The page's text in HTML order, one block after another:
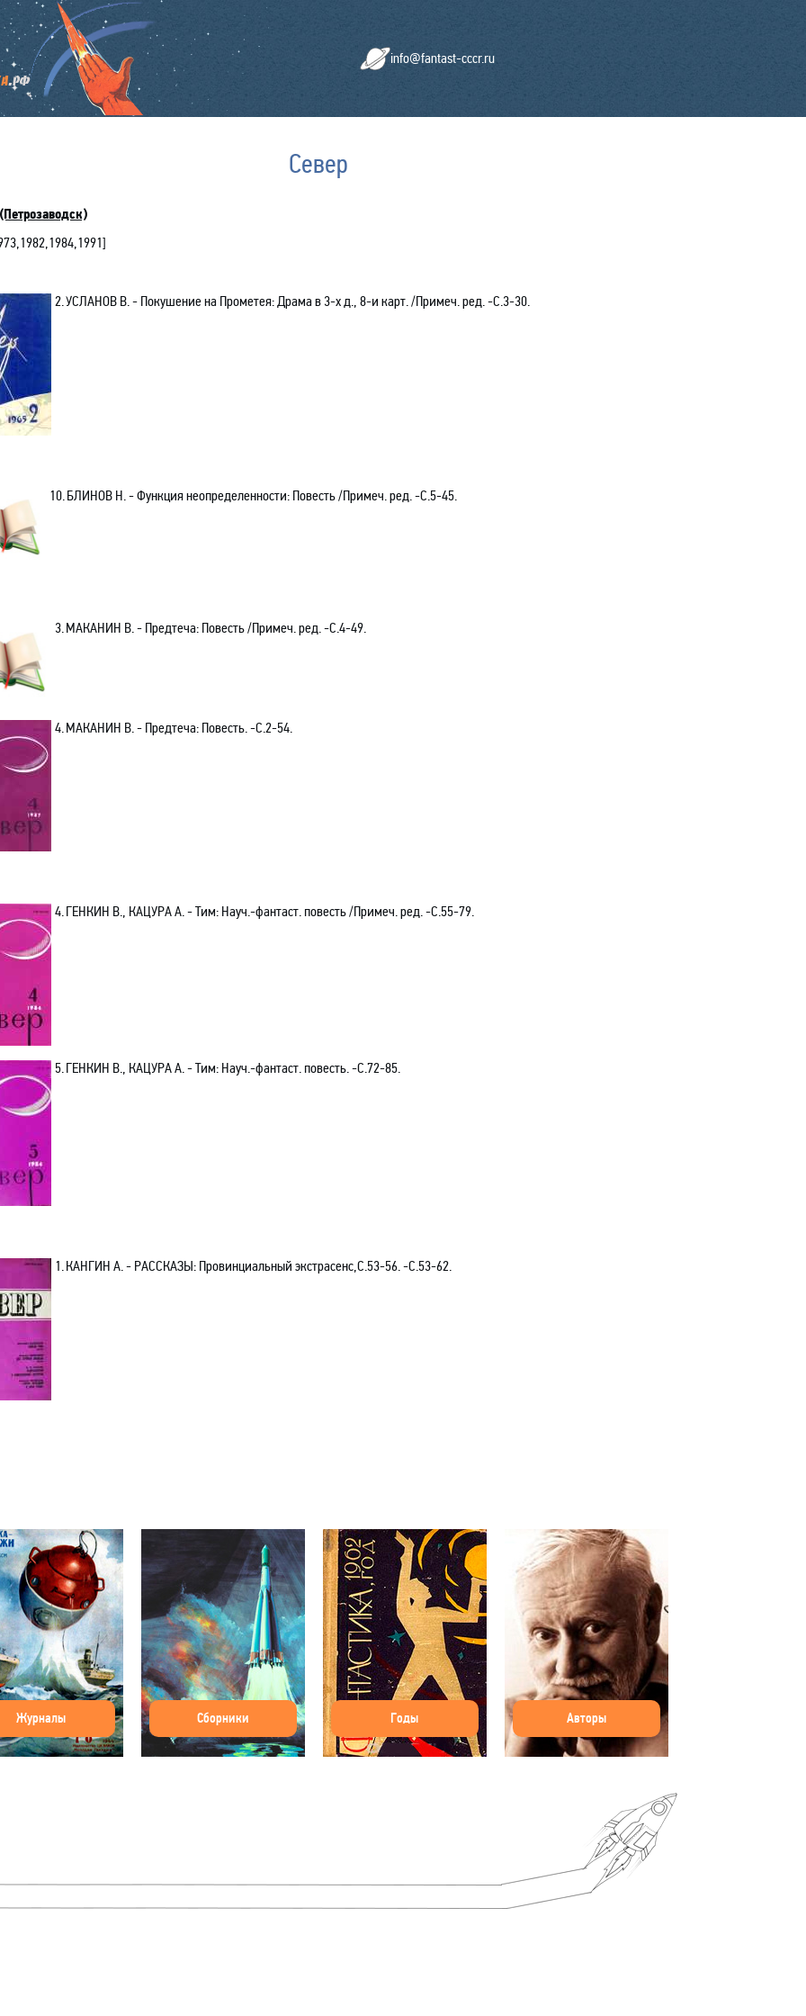
info@fantast-cccr.ru
Север
,1982,1984,1991]
2.УСЛАНОВ В. - Покушение на Прометея: Драма в 3-х д., 8-и карт. /Примеч. ред. -С.3-30.
10.БЛИНОВ Н. - Функция неопределенности: Повесть /Примеч. ред. -С.5-45.
3.МАКАНИН В. - Предтеча: Повесть /Примеч. ред. -С.4-49.
4.МАКАНИН В. - Предтеча: Повесть. -С.2-54.
4.ГЕНКИН В., КАЦУРА А. - Тим: Науч.-фантаст. повесть /Примеч. ред. -С.55-79.
5.ГЕНКИН В., КАЦУРА А. - Тим: Науч.-фантаст. повесть. -С.72-85.
1.КАНГИН А.- РАССКАЗЫ: Провинциальный экстрасенс,С.53-56. -С.53-62.
Журналы Сборники Годы Авторы